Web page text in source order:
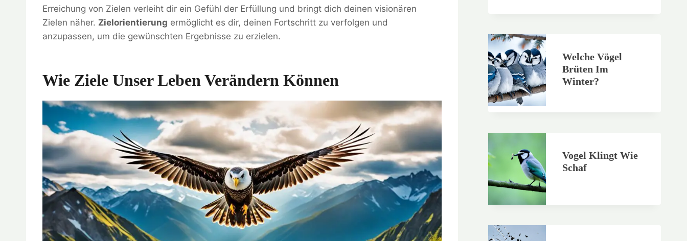
Erreichung von Zielen verleiht dir ein Gefühl der Erfüllung und bringt dich deinen visionären
Zielen näher. Zielorientierung ermöglicht es dir, deinen Fortschritt zu verfolgen und
anzupassen, um die gewünschten Ergebnisse zu erzielen.
Wie Ziele Unser Leben Verändern Können
Welche Vögel
Brüten Im
Winter?
Vogel Klingt Wie
Schaf